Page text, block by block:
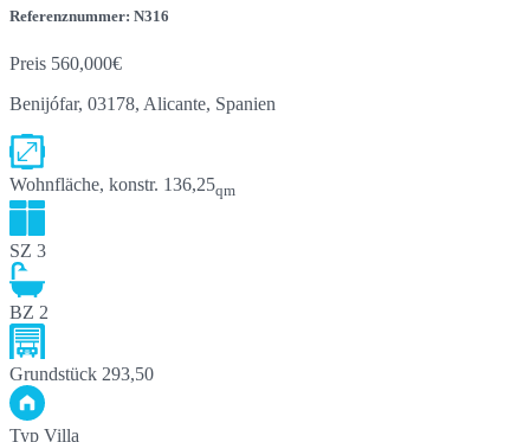
Referenznummer: N316
Preis 560,000€
Benijófar, 03178, Alicante, Spanien
Wohnfläche, konstr. 136,25qm
SZ 3
BZ 2
Grundstück 293,50
Typ Villa